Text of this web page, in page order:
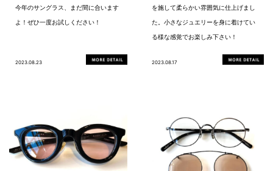
今年のサングラス、まだ間に合います
よ！ぜひ一度お試しください！
2023.08.23
を施して柔らかい雰囲気に仕上げまし
た。小さなジュエリーを身に着けてい
る様な感覚でお楽しみ下さい！
2023.08.17